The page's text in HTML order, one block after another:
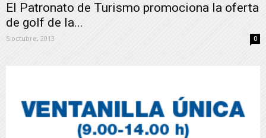
El Patronato de Turismo promociona la oferta
de golf de la...
5 octubre, 2013 0